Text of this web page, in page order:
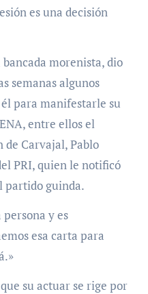
es una decisión
morenista, dio
semanas algunos
para manifestarle su
entre ellos el
de Carvajal, Pablo
PRI, quien le notificó
partido guinda.
persona y es
esa carta para
su actuar se rige por